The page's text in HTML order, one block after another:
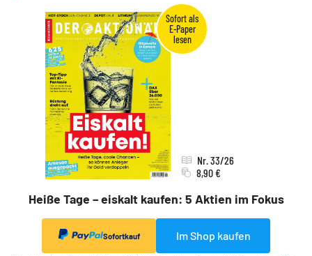
Heiße Tage – eiskalt kaufen: 5 Aktien im Fokus
Nr. 33/26
8,90 €
Sofortkauf Im Shop kaufen